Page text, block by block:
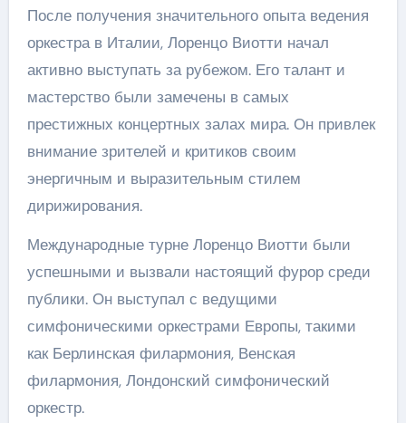
После получения значительного опыта ведения
оркестра в Италии, Лоренцо Виотти начал
активно выступать за рубежом. Его талант и
мастерство были замечены в самых
престижных концертных залах мира. Он привлек
внимание зрителей и критиков своим
энергичным и выразительным стилем
дирижирования.
Международные турне Лоренцо Виотти были
успешными и вызвали настоящий фурор среди
публики. Он выступал с ведущими
симфоническими оркестрами Европы, такими
как Берлинская филармония, Венская
филармония, Лондонский симфонический
оркестр.